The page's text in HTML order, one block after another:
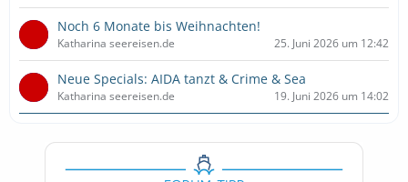
Noch 6 Monate bis Weihnachten!
Katharina seereisen.de 25. Juni 2026 um 12:42
Neue Specials: AIDA tanzt & Crime & Sea
Katharina seereisen.de 19. Juni 2026 um 14:02